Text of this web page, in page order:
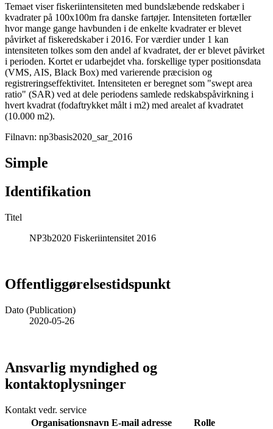
Temaet viser fiskeriintensiteten med bundslæbende redskaber i
kvadrater på 100x100m fra danske fartøjer. Intensiteten fortæller
hvor mange gange havbunden i de enkelte kvadrater er blevet
påvirket af fiskeredskaber i 2016. For værdier under 1 kan
intensiteten tolkes som den andel af kvadratet, der er blevet påvirket
i perioden. Kortet er udarbejdet vha. forskellige typer positionsdata
(VMS, AIS, Black Box) med varierende præcision og
registreringseffektivitet. Intensiteten er beregnet som "swept area
ratio" (SAR) ved at dele periodens samlede redskabspåvirkning i
hvert kvadrat (fodaftrykket målt i m2) med arealet af kvadratet
(10.000 m2).
Filnavn: np3basis2020_sar_2016
Simple
Identifikation
Titel
NP3b2020 Fiskeriintensitet 2016
Offentliggørelsestidspunkt
Dato (Publication)
2020-05-26
Ansvarlig myndighed og
kontaktoplysninger
Kontakt vedr. service
Organisationsnavn E-mail adresse Rolle